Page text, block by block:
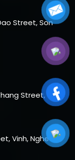
Street, Son
Street,
Vinh, Nghe An